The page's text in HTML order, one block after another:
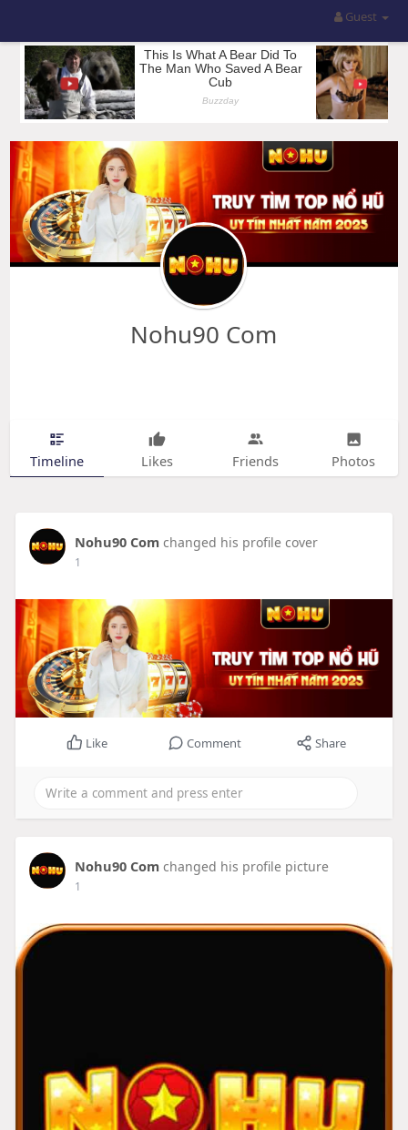
Guest
Nohu90 Com
Timeline Likes Friends Photos
Nohu90 Com changed his profile cover
1
Like Comment Share
Nohu90 Com changed his profile picture
1